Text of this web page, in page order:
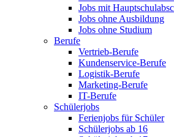
Jobs mit
Jobs ohne Ausbildung
Jobs ohne Studium
Berufe
Vertrieb-Berufe
Kundenservice-Berufe
Logistik-Berufe
Marketing-Berufe
IT-Berufe
Schülerjobs
Ferienjobs für Schüler
Schülerjobs ab 16